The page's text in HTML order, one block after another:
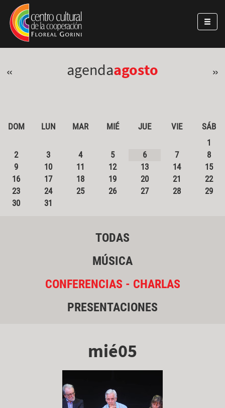
Pasar al contenido principal
Jump to main content
« agendaagosto »
DOM LUN MAR MIÉ JUE VIE
SÁB
1
2
3 4 5 6 7
8
9
10 11 12 13 14
15
16
17 18 19 20 21
22
23
24 25 26 27 28
29
30
31
TODAS
MÚSICA
CONFERENCIAS - CHARLAS
PRESENTACIONES
mié05